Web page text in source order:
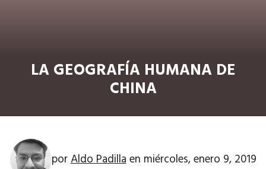
LA GEOGRAFÍA HUMANA DE
CHINA
porAldo Padillaen miércoles, enero 9, 2019